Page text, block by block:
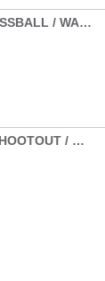
SOAP SOCCER / SEIFEN FUSSBALL / WASSER-FUSSBALL
KEEPER / GOALKEEPER / SHOOTOUT / MEGA-KEEPER